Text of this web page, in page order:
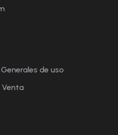
de uso
Venta